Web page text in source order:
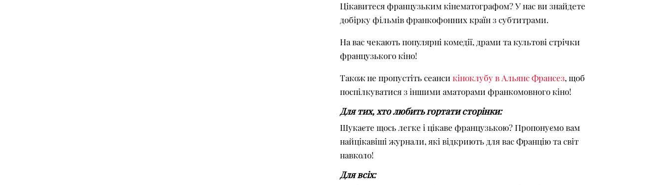
Цікавитеся французьким кінематографом? У нас ви знайдете
добірку фільмів франкофонних країн з субтитрами.
На вас чекають популярні комедії, драми та культові стрічки
французького кіно!
Також не пропустіть сеансикіноклубу в Альянс Франсез, щоб
поспілкуватися з іншими аматорами франкомовного кіно!
Для тих, хто любить гортати сторінки:
Шукаєте щось легке і цікаве французькою? Пропонуємо вам
найцікавіші журнали, які відкриють для вас Францію та світ
навколо!
Для всіх: